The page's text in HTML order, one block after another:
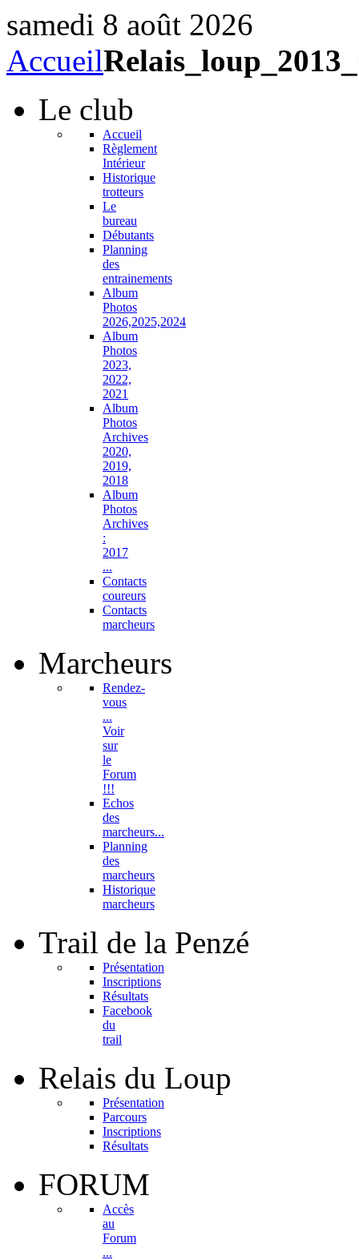
samedi 8 août 2026
Accueil
Le club
Accueil
Règlement
Intérieur
Historique
trotteurs
Le
bureau
Débutants
Planning
des
entrainements
Album
Photos
2026,2025,2024
Album
Photos
2023,
2022,
2021
Album
Photos
Archives
2020,
2019,
2018
Album
Photos
Archives
:
2017
...
Contacts
coureurs
Contacts
marcheurs
Marcheurs
Rendez-
vous
...
Voir
sur
le
Forum
!!!
Echos
des
marcheurs...
Planning
des
marcheurs
Historique
marcheurs
Trail de la Penzé
Présentation
Inscriptions
Résultats
Facebook
du
trail
Relais du Loup
Présentation
Parcours
Inscriptions
Résultats
FORUM
Accès
au
Forum
...